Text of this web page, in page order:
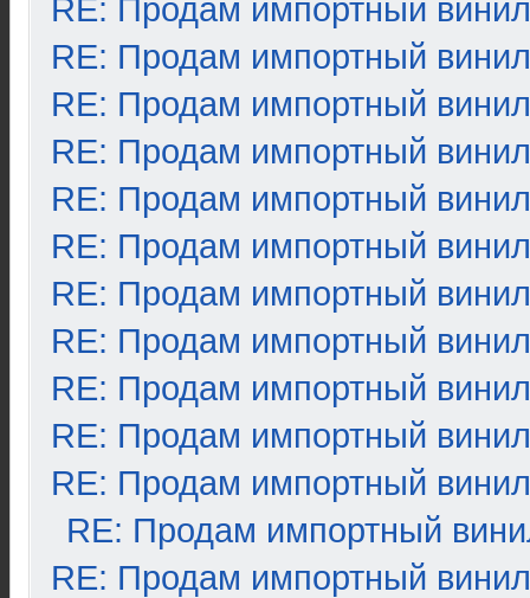
RE: Продам импортный винил
RE: Продам импортный винил
RE: Продам импортный винил
RE: Продам импортный винил
RE: Продам импортный винил
RE: Продам импортный винил
RE: Продам импортный винил
RE: Продам импортный винил
RE: Продам импортный винил
RE: Продам импортный винил
RE: Продам импортный винил
RE: Продам импортный
RE: Продам импортный винил